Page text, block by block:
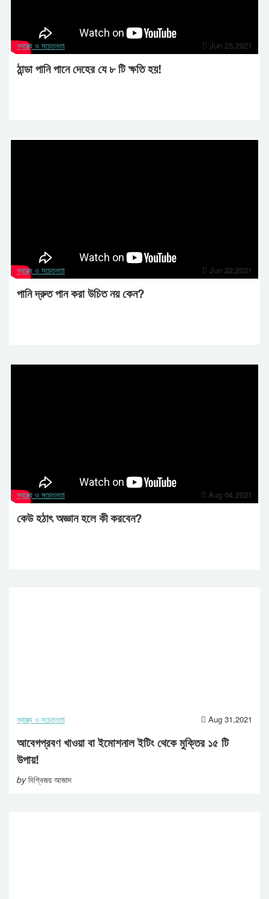
স্বাস্থ্য ও সচেতনতা Jun 25,2021
ঠান্ডা পানি পানে দেহের যে ৮ টি ক্ষতি হয়!
স্বাস্থ্য ও সচেতনতা Jun 22,2021
পানি দ্রুত পান করা উচিত নয় কেন?
স্বাস্থ্য ও সচেতনতা Aug 04,2021
কেউ হঠাৎ অজ্ঞান হলে কী করবেন?
স্বাস্থ্য ও সচেতনতা Aug 31,2021
আবেগপ্রবণ খাওয়া বা ইমোশনাল ইটিং থেকে মুক্তির ১৫ টি
উপায়!
byদিগ্বিজয় আজাদ